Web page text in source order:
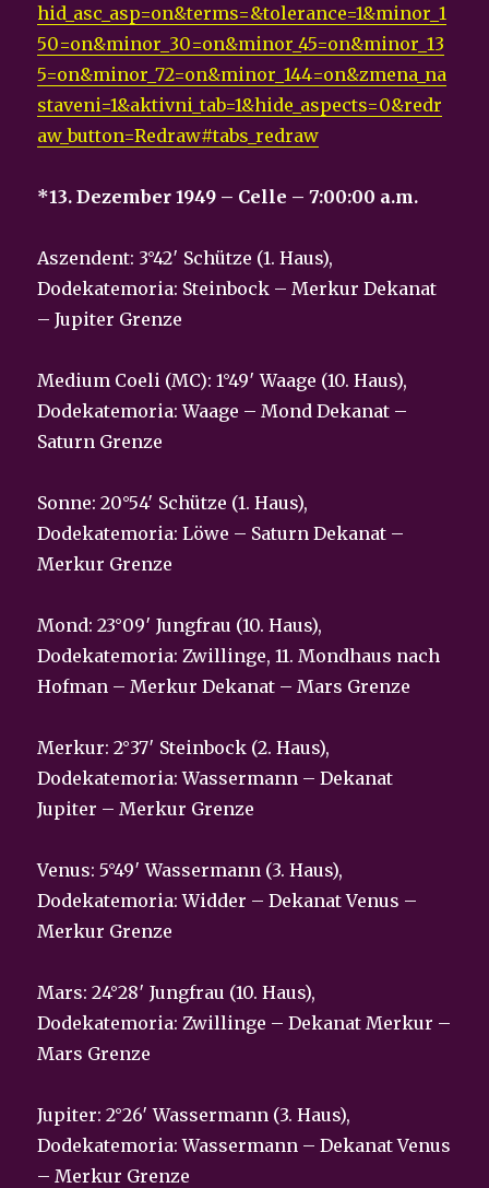
hid_asc_asp=on&terms=&tolerance=1&minor_1
50=on&minor_30=on&minor_45=on&minor_13
5=on&minor_72=on&minor_144=on&zmena_na
staveni=1&aktivni_tab=1&hide_aspects=0&redr
aw_button=Redraw#tabs_redraw
*13. Dezember 1949 – Celle – 7:00:00 a.m.
Aszendent: 3°42′ Schütze (1. Haus),
Dodekatemoria: Steinbock – Merkur Dekanat
– Jupiter Grenze
Medium Coeli (MC): 1°49′ Waage (10. Haus),
Dodekatemoria: Waage – Mond Dekanat –
Saturn Grenze
Sonne: 20°54′ Schütze (1. Haus),
Dodekatemoria: Löwe – Saturn Dekanat –
Merkur Grenze
Mond: 23°09′ Jungfrau (10. Haus),
Dodekatemoria: Zwillinge, 11. Mondhaus nach
Hofman – Merkur Dekanat – Mars Grenze
Merkur: 2°37′ Steinbock (2. Haus),
Dodekatemoria: Wassermann – Dekanat
Jupiter – Merkur Grenze
Venus: 5°49′ Wassermann (3. Haus),
Dodekatemoria: Widder – Dekanat Venus –
Merkur Grenze
Mars: 24°28′ Jungfrau (10. Haus),
Dodekatemoria: Zwillinge – Dekanat Merkur –
Mars Grenze
Jupiter: 2°26′ Wassermann (3. Haus),
Dodekatemoria: Wassermann – Dekanat Venus
– Merkur Grenze